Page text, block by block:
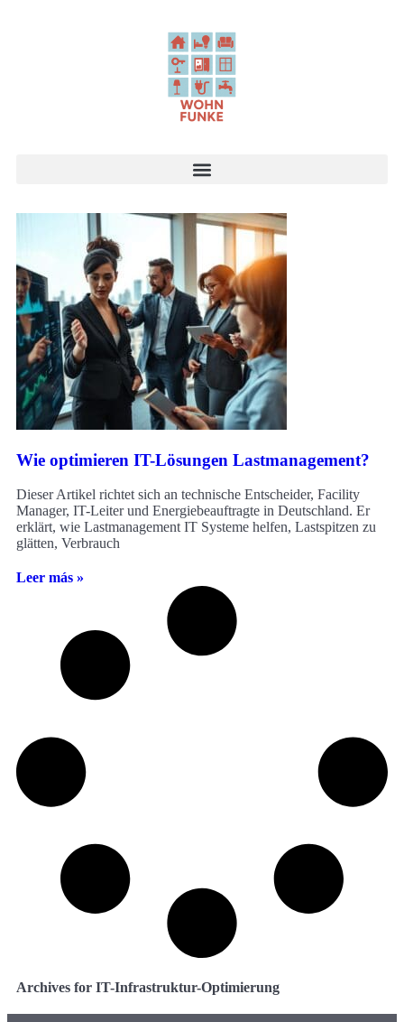
Wie optimieren IT-Lösungen Lastmanagement?
Dieser Artikel richtet sich an technische Entscheider, Facility
Manager, IT-Leiter und Energiebeauftragte in Deutschland. Er
erklärt, wie Lastmanagement IT Systeme helfen, Lastspitzen zu
glätten, Verbrauch
Leer más »
Archives for IT-Infrastruktur-Optimierung